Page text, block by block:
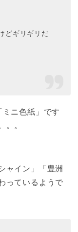
どギリギリだ
ニ色紙」です
。。
ャイン」「豊洲
っているようで